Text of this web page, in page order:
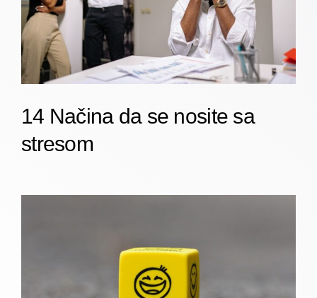
14 Načina da se nosite sa
stresom